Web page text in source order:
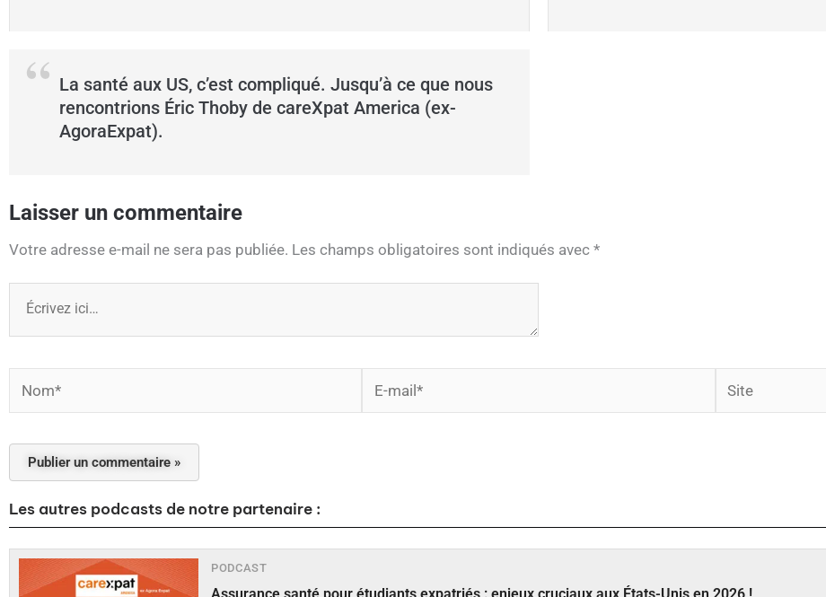
La santé aux US, c’est compliqué. Jusqu’à ce que nous
rencontrions Éric Thoby de careXpat America (ex-
AgoraExpat).
Laisser un commentaire
Votre adresse e-mail ne sera pas publiée. Les champs obligatoires sont indiqués avec *
ici…
mail*
Les autres podcasts de notre partenaire :
PODCAST